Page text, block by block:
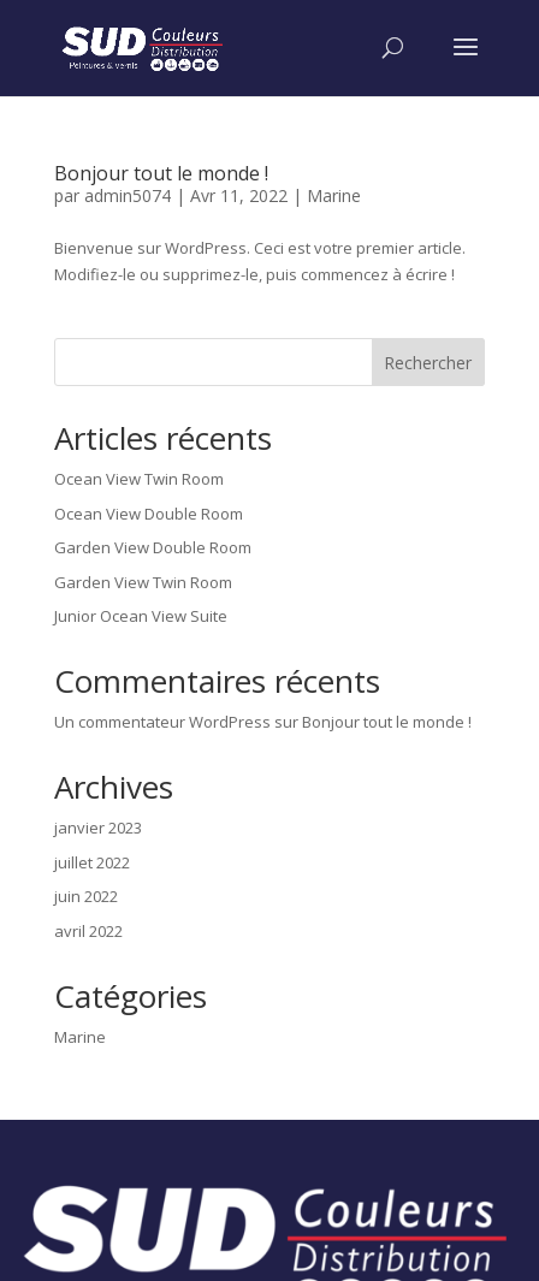
Bonjour tout le monde !
par admin5074| Avr 11, 2022| Marine
Bienvenue sur WordPress. Ceci est votre premier article.
Modifiez-le ou supprimez-le, puis commencez à écrire !
Rechercher
Articles récents
Ocean View Twin Room
Ocean View Double Room
Garden View Double Room
Garden View Twin Room
Junior Ocean View Suite
Commentaires récents
Un commentateur WordPress sur Bonjour tout le monde !
Archives
janvier 2023
juillet 2022
juin 2022
avril 2022
Catégories
Marine